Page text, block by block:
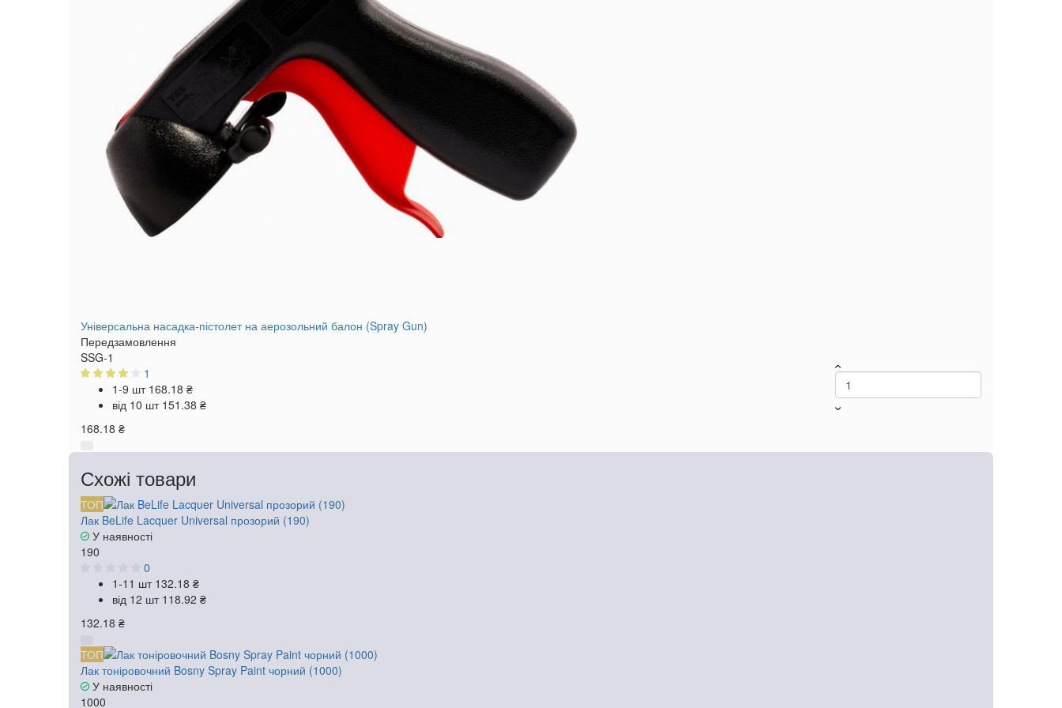
Універсальна насадка-пістолет на аерозольний балон (Spray Gun)
Передзамовлення
SSG-1
1
1-9 шт 168.18 ₴
від 10 шт 151.38 ₴
168.18 ₴
Схожі товари
ТОП
Лак BeLife Lacquer Universal прозорий (190)
У наявності
190
0
1-11 шт 132.18 ₴
від 12 шт 118.92 ₴
132.18 ₴
ТОП
Лак тоніровочний Bosny Spray Paint чорний (1000)
У наявності
1000